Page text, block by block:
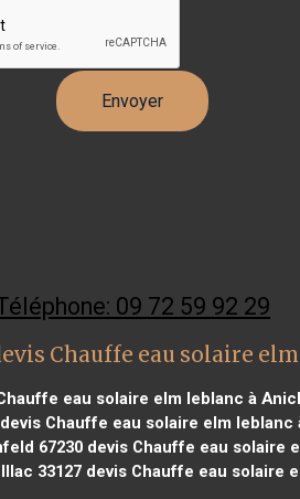
09 72 59 92 29
Chauffe eau solaire
eau solaire elm leblanc à
devis Chauffe eau solaire elm leblanc
67230 devis Chauffe eau solaire
33127devis Chauffe eau solaire